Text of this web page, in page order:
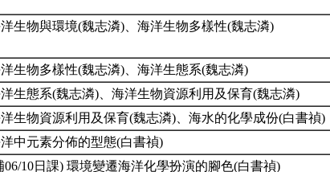
生物與環境(魏志潾)、海洋生物多樣性(魏志潾)
生物多樣性(魏志潾)、海洋生態系(魏志潾)
生態系(魏志潾)、海洋生物資源利用及保育(魏志潾)
生物資源利用及保育(魏志潾)、海水的化學成份(白書禎)
中元素分佈的型態(白書禎)
06/10日課) 環境變遷海洋化學扮演的腳色(白書禎)